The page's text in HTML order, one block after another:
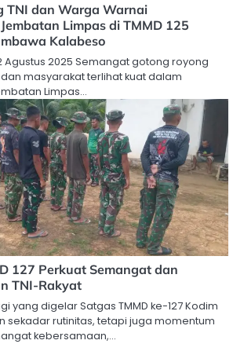
TNI dan Warga Warnai
Limpas di TMMD 125
Kalabeso
Agustus 2025 Semangat gotong royong
masyarakat terlihat kuat dalam
Limpas…
127 Perkuat Semangat dan
TNI-Rakyat
yang digelar Satgas TMMD ke-127 Kodim
sekadar rutinitas, tetapi juga momentum
kebersamaan,…